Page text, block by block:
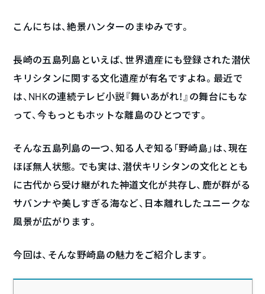
こんにちは、絶景ハンターのまゆみです。
長崎の五島列島といえば、世界遺産にも登録された潜伏
キリシタンに関する文化遺産が有名ですよね。最近で
は、NHKの連続テレビ小説『舞いあがれ！』の舞台にもな
って、今もっともホットな離島のひとつです。
そんな五島列島の一つ、知る人ぞ知る「野崎島」は、現在
ほぼ無人状態。でも実は、潜伏キリシタンの文化ととも
に古代から受け継がれた神道文化が共存し、鹿が群がる
サバンナや美しすぎる海など、日本離れしたユニークな
風景が広がります。
今回は、そんな野崎島の魅力をご紹介します。